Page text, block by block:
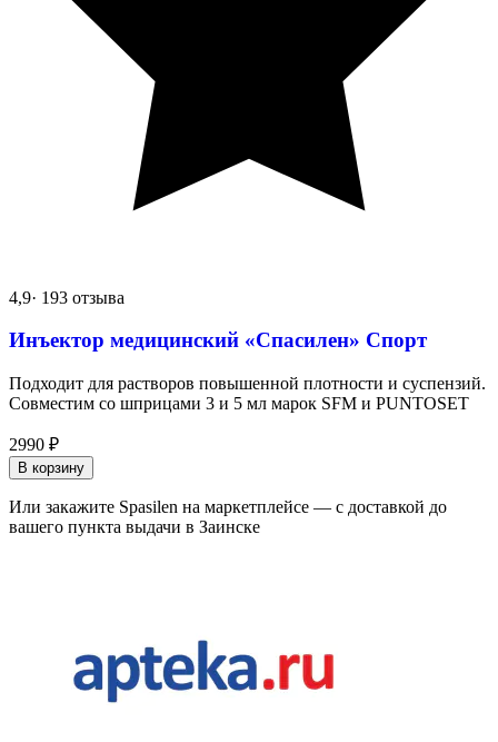
4,9· 193 отзыва
Инъектор медицинский «Спасилен» Спорт
Подходит для растворов повышенной плотности и суспензий.
Совместим со шприцами 3 и 5 мл марок SFM и PUNTOSET
2990 ₽
В корзину
Или закажите Spasilen на маркетплейсе — с доставкой до
вашего пункта выдачи в Заинске